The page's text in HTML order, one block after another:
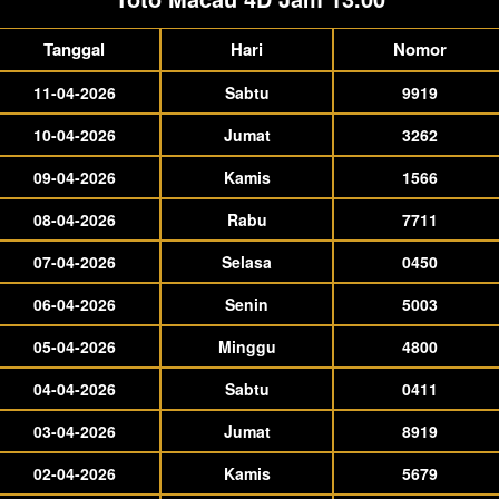
Tanggal Hari Nomor
11-04-2026 Sabtu
9919
10-04-2026
Jumat
3262
09-04-2026
Kamis
1566
08-04-2026
Rabu
7711
07-04-2026
Selasa
0450
06-04-2026
Senin
5003
05-04-2026
Minggu
4800
04-04-2026
Sabtu
0411
03-04-2026
Jumat
8919
02-04-2026
Kamis 5679